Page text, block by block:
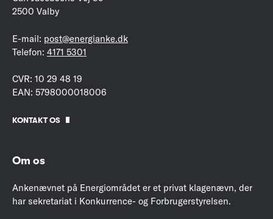
2500 Valby
E-mail: post@energianke.dk
Telefon: 4171 5301
CVR: 10 29 48 19
EAN: 5798000018006
KONTAKT OS
Om os
Ankenævnet på Energiområdet er et privat klagenævn, der
har sekretariat i Konkurrence- og Forbrugerstyrelsen.